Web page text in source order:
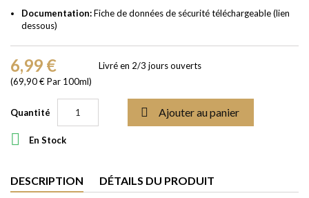
Documentation:Fiche de données de sécurité téléchargeable (lien
dessous)
6,99 €
(69,90 € Par 100ml)
Livré en 2/3 jours ouverts
Quantité  Ajouter au panier
 En Stock
DESCRIPTION DÉTAILS DU PRODUIT